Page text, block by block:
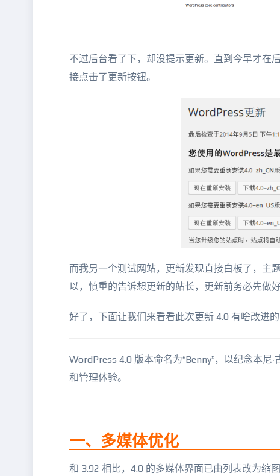
不过后台看了下，却没提示更新。直到今早才在
接点击了更新按钮。
而我另一个测试网站，更新发现直接白板了，主
以，慎重的告诉想更新的站长，更新前务必先做
好了，下面让我们来看看此次更新 4.0 有啥改进的
WordPress 4.0 版本命名为“Benny”，以纪念本
和管理体验。
一、多媒体优化
和 3.92 相比，4.0 的多媒体界面已由列表改为缩